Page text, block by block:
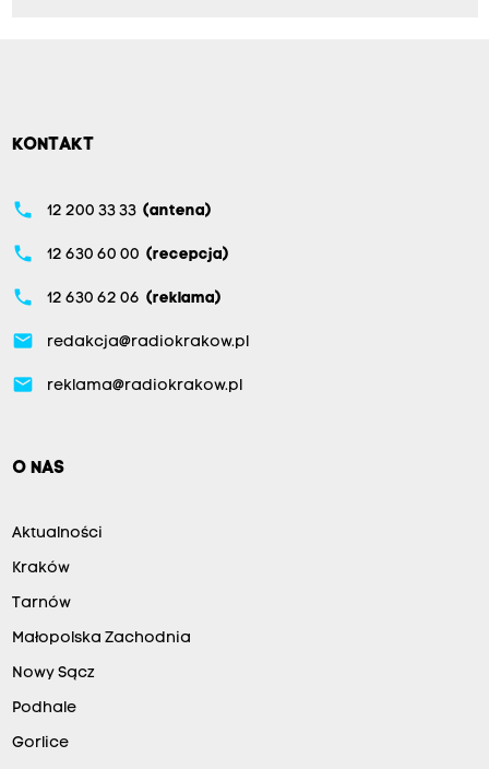
KONTAKT
phone 12 200 33 33 (antena)
phone 12 630 60 00 (recepcja)
phone 12 630 62 06 (reklama)
email redakcja@radiokrakow.pl
email reklama@radiokrakow.pl
O NAS
Aktualności
Kraków
Tarnów
Małopolska Zachodnia
Nowy Sącz
Podhale
Gorlice